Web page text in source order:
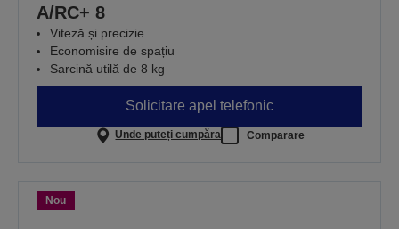
A/RC+ 8
Viteză și precizie
Economisire de spațiu
Sarcină utilă de 8 kg
Solicitare apel telefonic
Unde puteți cumpăra Comparare
Nou